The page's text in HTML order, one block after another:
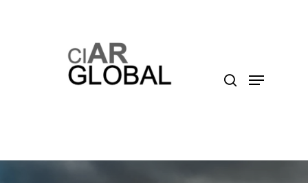
Presione enter para buscar o ESC para cerrar